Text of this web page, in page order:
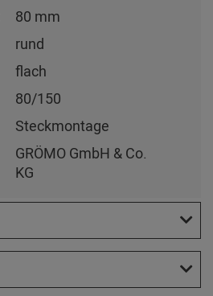
80 mm
rund
flach
80/150
Steckmontage
GRÖMO GmbH & Co.
KG